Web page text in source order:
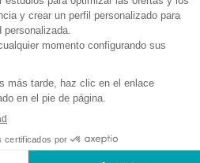
8:45 - 12:30, 15:00 - 18:30
8:45 - 12:30, 15:00 - 18:30
a partir de 14:00, la víspera de su